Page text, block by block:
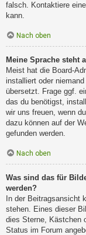
falsch. Kontaktiere
kann.
Nach oben
Meine Sprache steht
Meist hat die Board-
installiert oder
übersetzt. Frage ggf.
das du benötigst,
wir uns freuen, wenn
dazu können auf der
gefunden werden.
Nach oben
Was sind das für
werden?
In der Beitragsansicht
stehen. Eines dieser
dies Sterne, Kästchen
Status im Forum